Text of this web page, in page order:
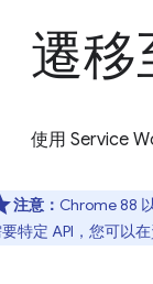
遷移
使用 Service
注意： Chrome 88
特定 API，您可以